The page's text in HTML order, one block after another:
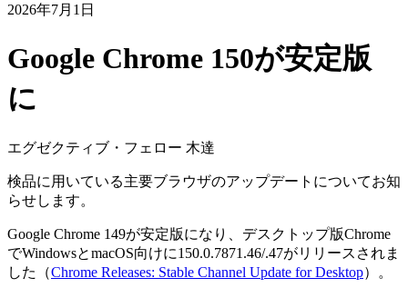
2026年7月1日
Google Chrome 150が安定版
に
エグゼクティブ・フェロー 木達
検品に用いている主要ブラウザのアップデートについてお知
らせします。
Google Chrome 149が安定版になり、デスクトップ版Chrome
でWindowsとmacOS向けに150.0.7871.46/.47がリリースされま
した（Chrome Releases: Stable Channel Update for Desktop）。